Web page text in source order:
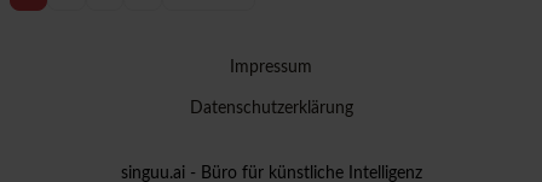
Impressum
Datenschutzerklärung
singuu.ai - Büro für künstliche Intelligenz